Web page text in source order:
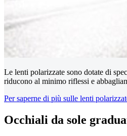
Le lenti polarizzate sono dotate di
riducono al minimo riflessi e
Per saperne di più sulle lenti
Occhiali da sole